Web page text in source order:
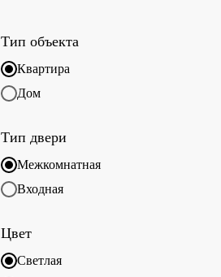
Тип объекта
Квартира
Дом
Тип двери
Межкомнатная
Входная
Цвет
Светлая